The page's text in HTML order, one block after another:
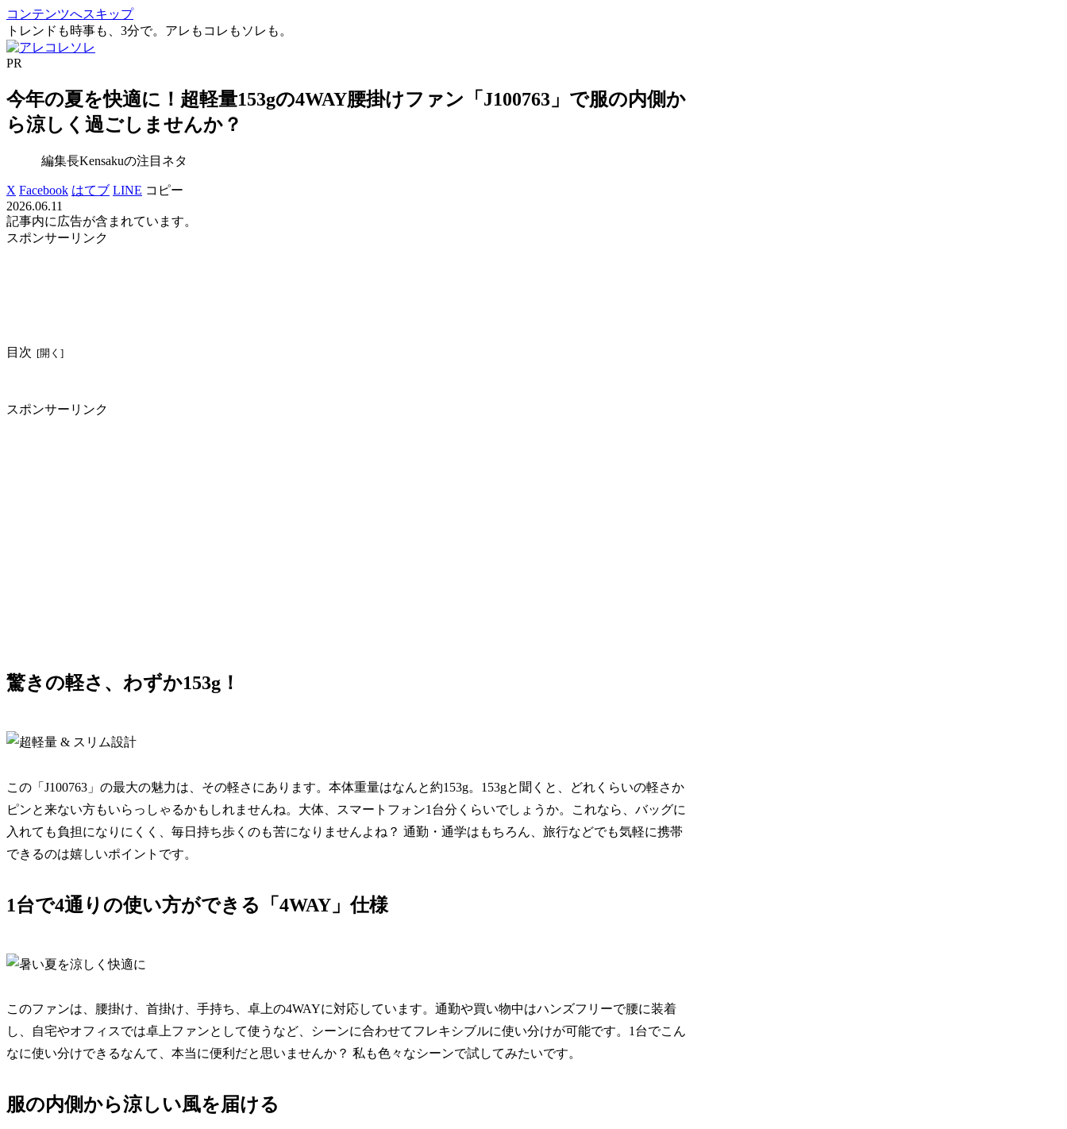
コンテンツへスキップ
トレンドも時事も、3分で。アレもコレもソレも。
PR
今年の夏を快適に！超軽量153gの4WAY腰掛けファン「J100763」で服の内側か
ら涼しく過ごしませんか？
編集長Kensakuの注目ネタ
X Facebook はてブ LINE コピー
2026.06.11
記事内に広告が含まれています。
スポンサーリンク
目次
スポンサーリンク
驚きの軽さ、わずか153g！
この「J100763」の最大の魅力は、その軽さにあります。本体重量はなんと約153g。153gと聞くと、どれくらいの軽さか
ピンと来ない方もいらっしゃるかもしれませんね。大体、スマートフォン1台分くらいでしょうか。これなら、バッグに
入れても負担になりにくく、毎日持ち歩くのも苦になりませんよね？ 通勤・通学はもちろん、旅行などでも気軽に携帯
できるのは嬉しいポイントです。
1台で4通りの使い方ができる「4WAY」仕様
このファンは、腰掛け、首掛け、手持ち、卓上の4WAYに対応しています。通勤や買い物中はハンズフリーで腰に装着
し、自宅やオフィスでは卓上ファンとして使うなど、シーンに合わせてフレキシブルに使い分けが可能です。1台でこん
なに使い分けできるなんて、本当に便利だと思いませんか？ 私も色々なシーンで試してみたいです。
服の内側から涼しい風を届ける